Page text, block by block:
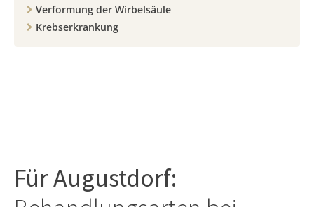
Verformung der Wirbelsäule
Krebserkrankung
FürAugustdorf: